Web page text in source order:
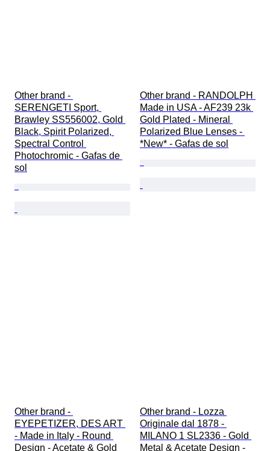
Other brand -
SERENGETI Sport,
Brawley SS556002, Gold
Black, Spirit Polarized,
Spectral Control
Photochromic - Gafas de
sol
Other brand - RANDOLPH
Made in USA - AF239 23k
Gold Plated - Mineral
Polarized Blue Lenses -
*New* - Gafas de sol
Other brand -
EYEPETIZER, DES ART
- Made in Italy - Round
Design - Acetate & Gold
Other brand - Lozza
Originale dal 1878 -
MILANO 1 SL2336 - Gold
Metal & Acetate Design -